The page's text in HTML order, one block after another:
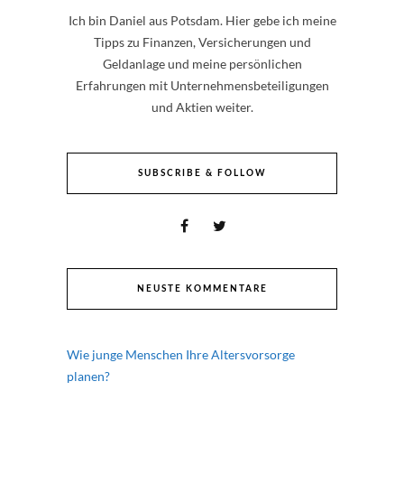
Ich bin Daniel aus Potsdam. Hier gebe ich meine
Tipps zu Finanzen, Versicherungen und
Geldanlage und meine persönlichen
Erfahrungen mit Unternehmensbeteiligungen
und Aktien weiter.
SUBSCRIBE & FOLLOW
NEUSTE KOMMENTARE
Wie junge Menschen Ihre Altersvorsorge
planen?